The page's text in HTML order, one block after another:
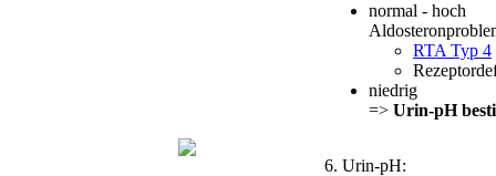
normal - hoch
RTA Typ 4
niedrig
=> Urin-pH
6. Urin-pH: